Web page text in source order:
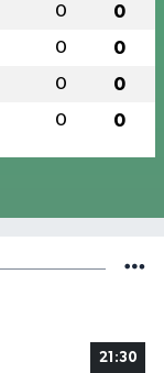
0 0
0 0
0 0
0 0
21:30